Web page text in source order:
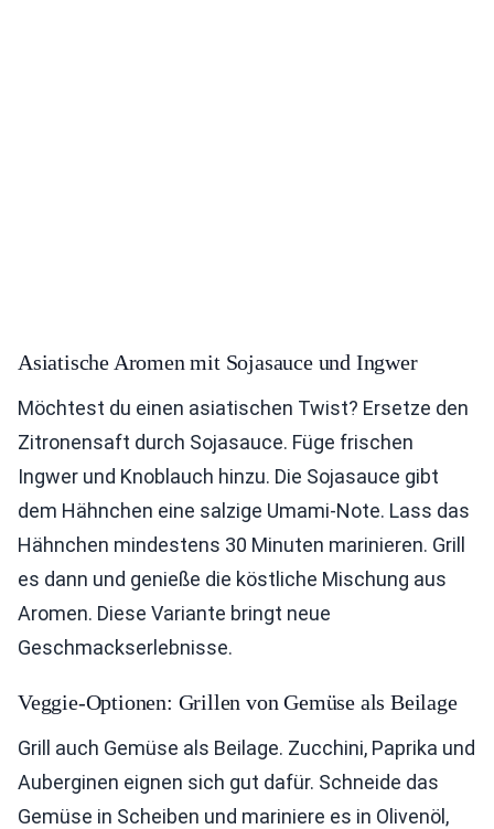
Asiatische Aromen mit Sojasauce und Ingwer
Möchtest du einen asiatischen Twist? Ersetze den
Zitronensaft durch Sojasauce. Füge frischen
Ingwer und Knoblauch hinzu. Die Sojasauce gibt
dem Hähnchen eine salzige Umami-Note. Lass das
Hähnchen mindestens 30 Minuten marinieren. Grill
es dann und genieße die köstliche Mischung aus
Aromen. Diese Variante bringt neue
Geschmackserlebnisse.
Veggie-Optionen: Grillen von Gemüse als Beilage
Grill auch Gemüse als Beilage. Zucchini, Paprika und
Auberginen eignen sich gut dafür. Schneide das
Gemüse in Scheiben und mariniere es in Olivenöl,